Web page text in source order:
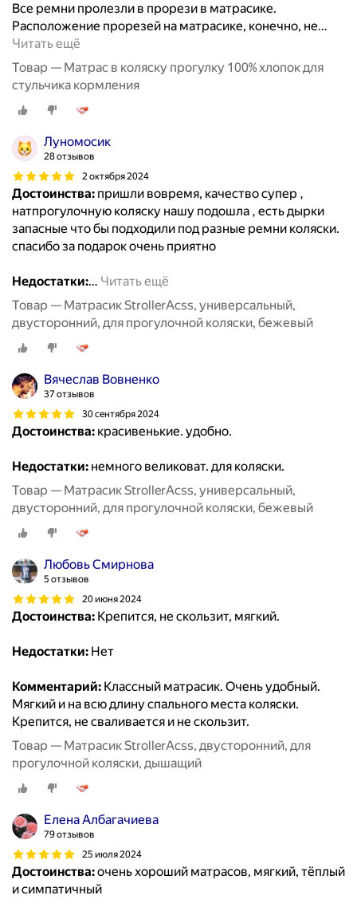
Все ремни пролезли в прорези в матрасике.
Расположение прорезей на матрасике, конечно, не…
Читать ещё
Товар — Матрас в коляску прогулку 100% хлопок для
стульчика кормления
Луномосик
28 отзывов
2 октября 2024
Достоинства: пришли вовремя, качество супер ,
натпрогулочную коляску нашу подошла , есть дырки
запасные что бы подходили под разные ремни коляски.
спасибо за подарок очень приятно
Недостатки:… Читать ещё
Товар — Матрасик StrollerAcss, универсальный,
двусторонний, для прогулочной коляски, бежевый
Вячеслав Вовненко
37 отзывов
30 сентября 2024
Достоинства: красивенькие. удобно.
Недостатки: немного великоват. для коляски.
Товар — Матрасик StrollerAcss, универсальный,
двусторонний, для прогулочной коляски, бежевый
Любовь Смирнова
5 отзывов
20 июня 2024
Достоинства: Крепится, не скользит, мягкий.
Недостатки: Нет
Комментарий: Классный матрасик. Очень удобный.
Мягкий и на всю длину спального места коляски.
Крепится, не сваливается и не скользит.
Товар — Матрасик StrollerAcss, двусторонний, для
прогулочной коляски, дышащий
Елена Албагачиева
79 отзывов
25 июля 2024
Достоинства:очень хороший матрасов, мягкий, тёплый
и симпатичный